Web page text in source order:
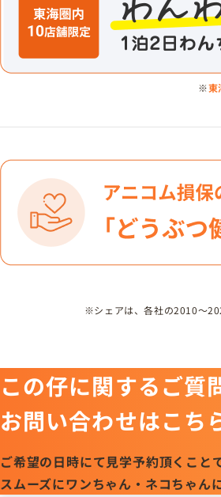
※東
※シェアは、各社の2010～
この仔に関するご質
お問い合わせはこち
ご希望の日時にて見学予約頂くこと
スムーズにワンちゃん・ネコちゃん